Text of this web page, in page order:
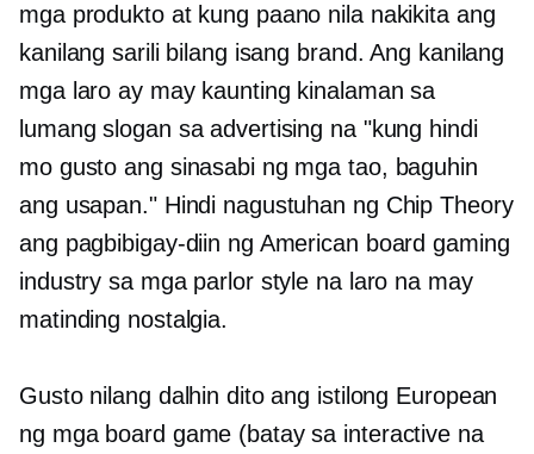
mga produkto at kung paano nila nakikita ang
kanilang sarili bilang isang brand. Ang kanilang
mga laro ay may kaunting kinalaman sa
lumang slogan sa advertising na "kung hindi
mo gusto ang sinasabi ng mga tao, baguhin
ang usapan." Hindi nagustuhan ng Chip Theory
ang pagbibigay-diin ng American board gaming
industry sa mga parlor style na laro na may
matinding nostalgia.
Gusto nilang dalhin dito ang istilong European
ng mga board game (batay sa interactive na